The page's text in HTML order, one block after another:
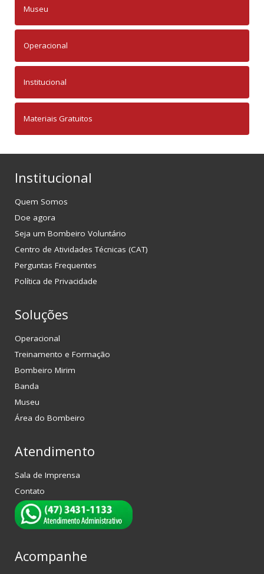
Museu
Operacional
Institucional
Materiais Gratuitos
Institucional
Quem Somos
Doe agora
Seja um Bombeiro Voluntário
Centro de Atividades Técnicas (CAT)
Perguntas Frequentes
Política de Privacidade
Soluções
Operacional
Treinamento e Formação
Bombeiro Mirim
Banda
Museu
Área do Bombeiro
Atendimento
Sala de Imprensa
Contato
Acompanhe